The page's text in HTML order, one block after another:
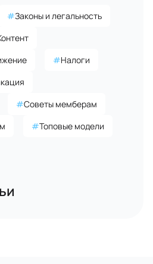
#Законы и легальность
#Налоги
#Советы мемберам
#Топовые модели